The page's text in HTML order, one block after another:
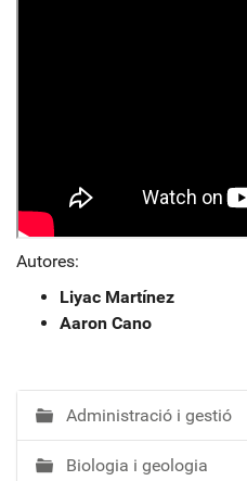
Autores:
Liyac Martínez
Aaron Cano
N
a
v
Administració i gestió
Biologia i geologia